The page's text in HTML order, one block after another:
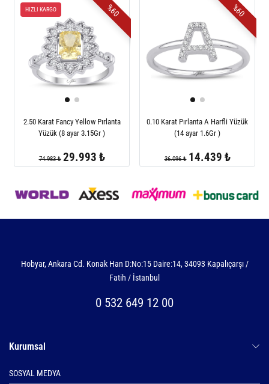
HIZLI KARGO %60
2.50 Karat Fancy Yellow Pırlanta
Yüzük (8 ayar 3.15Gr )
74.983 ₺ 29.993 ₺
%60
0.10 Karat Pırlanta A Harfli Yüzük
(14 ayar 1.6Gr )
36.096 ₺ 14.439 ₺
Hobyar, Ankara Cd. Konak Han D:No:15 Daire:14, 34093 Kapalıçarşı /
Fatih / İstanbul
0 532 649 12 00
Kurumsal
SOSYAL MEDYA